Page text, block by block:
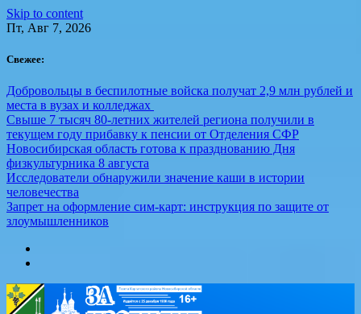
Skip to content
Пт, Авг 7, 2026
Свежее:
Добровольцы в беспилотные войска получат 2,9 млн рублей и
места в вузах и колледжах
Свыше 7 тысяч 80-летних жителей региона получили в
текущем году прибавку к пенсии от Отделения СФР
Новосибирская область готова к празднованию Дня
физкультурника 8 августа
Исследователи обнаружили значение каши в истории
человечества
Запрет на оформление сим-карт: инструкция по защите от
злоумышленников